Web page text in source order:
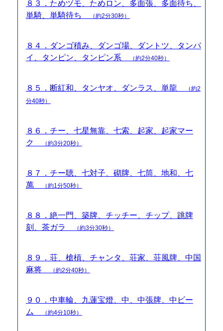
８３．ためヅモ、ためロン、多面張、多面待ち、
単騎、単騎待ち
（約2分30秒）
８４．ダンゴ積み、ダンゴ場、ダントツ、タンパ
イ、タンピン、タンピン系
（約2分40秒）
８５．断紅和、タンヤオ、ダンラス、単龍
（約2
分40秒）
８６．チー、七星無靠、七索、起家、起家マー
ク
（約3分20秒）
８７．チー聴、七対子、砌牌、七筒、地和、七
萬
（約1分50秒）
８８．絶一門、築牌、チッチー、チップ、跳牌
刻、茶ガラ
（約3分30秒）
８９．荘、槍槓、チャンタ、荘家、荘風牌、中国
麻将
（約2分40秒）
９０．中車輪、九蓮宝燈、中、中張牌、中ビー
ム
（約4分10秒）